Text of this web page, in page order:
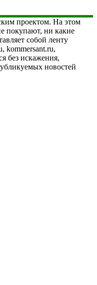
проектом. На этом
покупают, ни какие
собой ленту
kommersant.ru,
без искажения,
новостей